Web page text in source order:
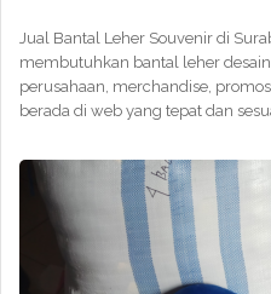
Jual Bantal Leher Souvenir di
membutuhkan bantal leher
perusahaan, merchandise,
berada di web yang tepat dan